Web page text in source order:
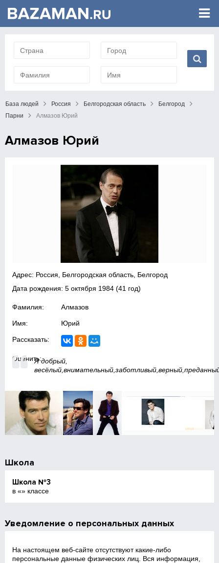
База людей Россия Белгородская область
Белгород
Парни
Алмазов Юрий
Алмазов Юрий
Адрес: Россия, Белгородская область, Белгород
Дата рождения:5 октября 1984 (41 год)
Фамилия: Алмазов
Имя: Юрий
Рассказать:
Оценить:Я добрый,
Школа
Школа №3
в «» классе
Уведомление о персональных данных
На настоящем веб‑сайте отсутствуют какие‑либо
персональные данные физических лиц. Вся информация,